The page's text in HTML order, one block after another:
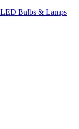
LED Bulbs & Lamps